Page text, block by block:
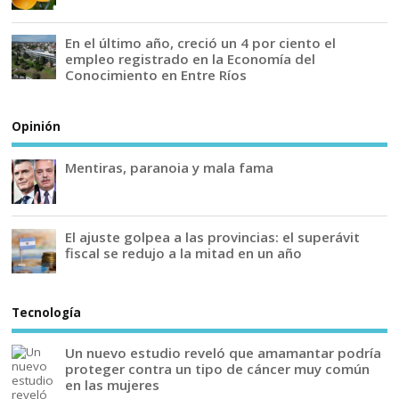
En el último año, creció un 4 por ciento el
empleo registrado en la Economía del
Conocimiento en Entre Ríos
Opinión
Mentiras, paranoia y mala fama
El ajuste golpea a las provincias: el superávit
fiscal se redujo a la mitad en un año
Tecnología
Un nuevo estudio reveló que amamantar podría
proteger contra un tipo de cáncer muy común
en las mujeres